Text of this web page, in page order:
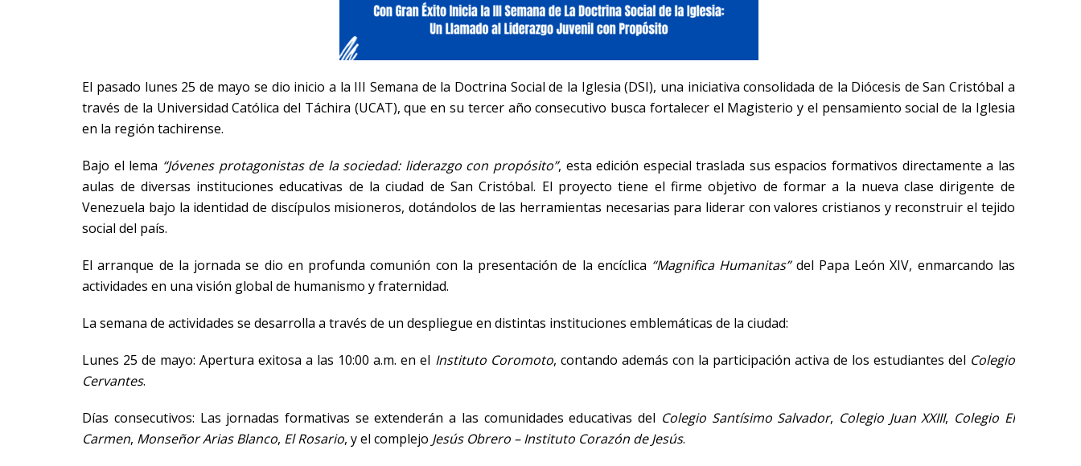
El pasado lunes 25 de mayo se dio inicio a la III Semana de la Doctrina Social de la Iglesia (DSI), una iniciativa consolidada de la Diócesis de San Cristóbal a
través de la Universidad Católica del Táchira (UCAT), que en su tercer año consecutivo busca fortalecer el Magisterio y el pensamiento social de la Iglesia
en la región tachirense.
Bajo el lema “Jóvenes protagonistas de la sociedad: liderazgo con propósito”, esta edición especial traslada sus espacios formativos directamente a las
aulas de diversas instituciones educativas de la ciudad de San Cristóbal. El proyecto tiene el firme objetivo de formar a la nueva clase dirigente de
Venezuela bajo la identidad de discípulos misioneros, dotándolos de las herramientas necesarias para liderar con valores cristianos y reconstruir el tejido
social del país.
El arranque de la jornada se dio en profunda comunión con la presentación de la encíclica “Magnifica Humanitas”del Papa León XIV, enmarcando las
actividades en una visión global de humanismo y fraternidad.
La semana de actividades se desarrolla a través de un despliegue en distintas instituciones emblemáticas de la ciudad:
Lunes 25 de mayo: Apertura exitosa a las 10:00 a.m. en el Instituto Coromoto, contando además con la participación activa de los estudiantes del Colegio
Cervantes.
Días consecutivos: Las jornadas formativas se extenderán a las comunidades educativas del Colegio Santísimo Salvador, Colegio Juan XXIII, Colegio El
Carmen, Monseñor Arias Blanco, El Rosario, y el complejo Jesús Obrero – Instituto Corazón de Jesús.